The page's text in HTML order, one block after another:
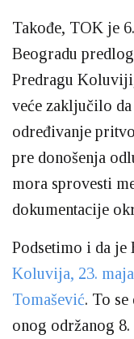
Takođe, TOK je
Beogradu
Predragu
veće zaključilo
određivanje
pre donošenja
mora sprovesti
dokumentacije
Podsetimo i da je
Koluvija, 23.
Tomašević. To
onog održanog 8.